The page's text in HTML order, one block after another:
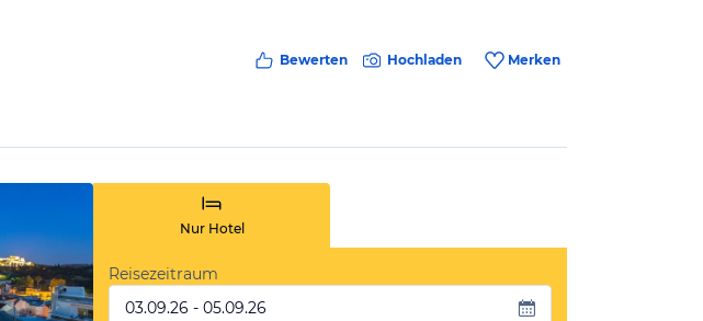
Bewerten Hochladen Merken
Nur Hotel
Reisezeitraum
03.09.26 - 05.09.26